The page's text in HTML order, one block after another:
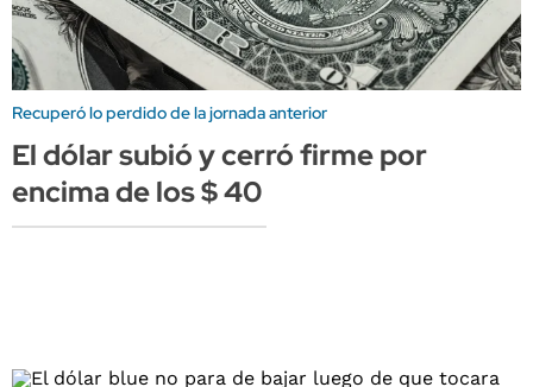
Recuperó lo perdido de la jornada anterior
El dólar subió y cerró firme por
encima de los $ 40